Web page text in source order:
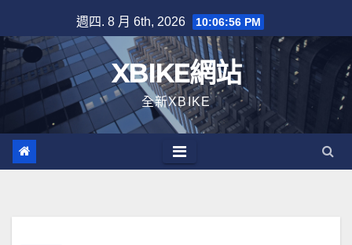
to
content
週四. 8 月 6th, 2026 10:06:57 PM
XBIKE網站
全新XBIKE